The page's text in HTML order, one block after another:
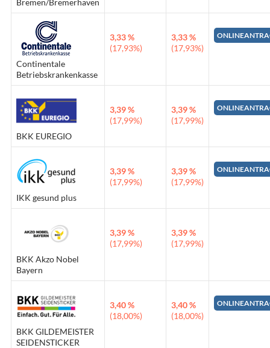
Bremen/Bremerhaven
Continentale
Betriebskrankenkasse
3,33 %
(17,93%)
3,33 %
(17,93%)
BKK EUREGIO
3,39 %
(17,99%)
3,39 %
(17,99%)
IKK gesund plus
3,39 %
(17,99%)
3,39 %
(17,99%)
BKK Akzo Nobel
Bayern
3,39 %
(17,99%)
3,39 %
(17,99%)
BKK GILDEMEISTER
SEIDENSTICKER
3,40 %
(18,00%)
3,40 %
(18,00%)